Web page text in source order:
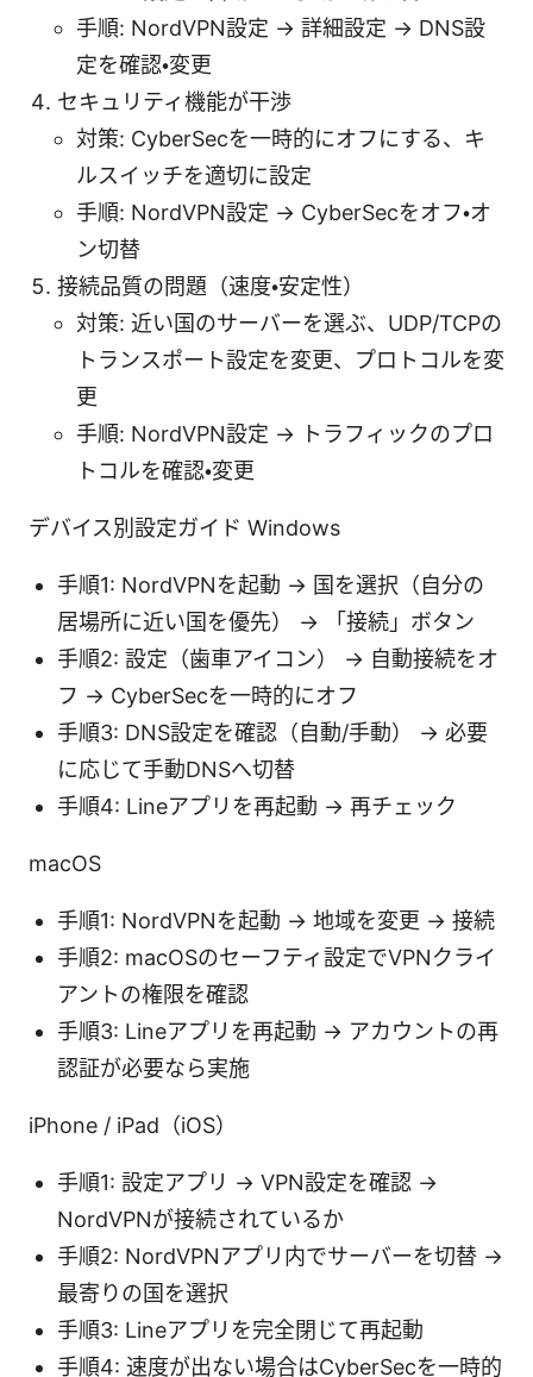
手順: NordVPN設定 → 詳細設定 → DNS設
定を確認・変更
セキュリティ機能が干渉
対策: CyberSecを一時的にオフにする、キ
ルスイッチを適切に設定
手順: NordVPN設定 → CyberSecをオフ・オ
ン切替
接続品質の問題（速度・安定性）
対策: 近い国のサーバーを選ぶ、UDP/TCPの
トランスポート設定を変更、プロトコルを変
更
手順: NordVPN設定 → トラフィックのプロ
トコルを確認・変更
デバイス別設定ガイド Windows
手順1: NordVPNを起動 → 国を選択（自分の
居場所に近い国を優先） → 「接続」ボタン
手順2: 設定（歯車アイコン） → 自動接続をオ
フ → CyberSecを一時的にオフ
手順3: DNS設定を確認（自動/手動） → 必要
に応じて手動DNSへ切替
手順4: Lineアプリを再起動 → 再チェック
macOS
手順1: NordVPNを起動 → 地域を変更 → 接続
手順2: macOSのセーフティ設定でVPNクライ
アントの権限を確認
手順3: Lineアプリを再起動 → アカウントの再
認証が必要なら実施
iPhone / iPad（iOS）
手順1: 設定アプリ → VPN設定を確認 →
NordVPNが接続されているか
手順2: NordVPNアプリ内でサーバーを切替 →
最寄りの国を選択
手順3: Lineアプリを完全閉じて再起動
手順4: 速度が出ない場合はCyberSecを一時的